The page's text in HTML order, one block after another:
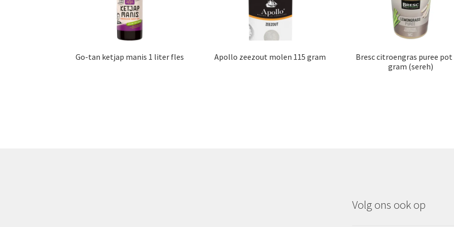
Go-tan ketjap manis 1 liter fles Apollo zeezout molen 115 gram
Bresc citroengras puree pot
gram (sereh)
Volg ons ook op